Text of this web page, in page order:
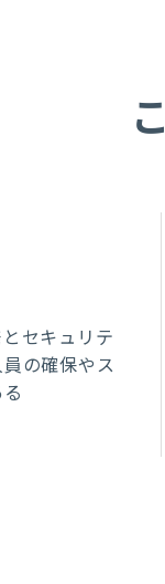
セキュリテ
の確保やス